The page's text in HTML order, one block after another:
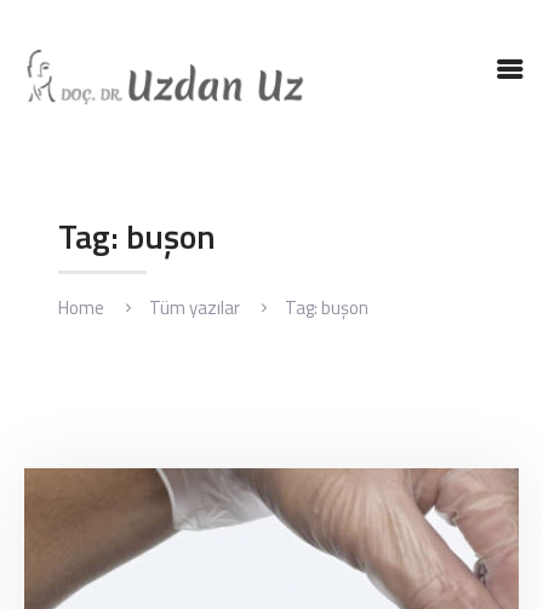
Tag: buşon
Home Tüm yazılar Tag: buşon
KBB HASTALIKLARI
KBB AMELIYATLARI
BLOG